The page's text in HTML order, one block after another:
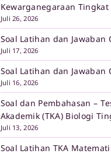
Kewarganegaraan Tingkat
Juli 26, 2026
Soal Latihan dan Jawaban
Juli 17, 2026
Soal Latihan dan Jawaban
Juli 16, 2026
Soal dan Pembahasan –
Akademik (TKA) Biologi
Juli 13, 2026
Soal Latihan TKA